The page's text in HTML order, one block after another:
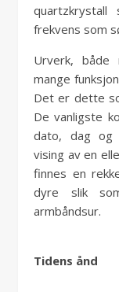
frekvens som
Urverk, både
mange
Det er dette
De vanligste
dato, dag og
vising av en
finnes en
dyre slik
armbåndsur.
Tidens ånd